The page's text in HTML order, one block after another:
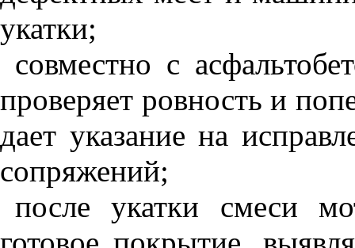
укатки;
совместно с
проверяет ровность и
дает указание на
сопряжений;
после укатки смеси